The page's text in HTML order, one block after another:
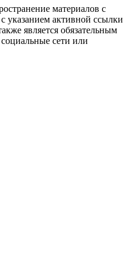
материалов с
указанием активной ссылки
является обязательным
сети или